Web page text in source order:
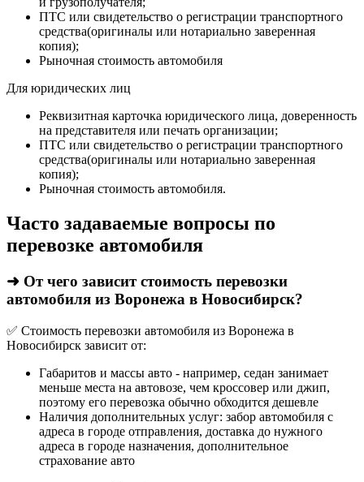
ПТС или свидетельство о регистрации транспортного
средства(оригиналы или нотариально заверенная
копия);
Рыночная стоимость автомобиля
Для юридических лиц
Реквизитная карточка юридического лица, доверенность
на представителя или печать организации;
ПТС или свидетельство о регистрации транспортного
средства(оригиналы или нотариально заверенная
копия);
Рыночная стоимость автомобиля.
Часто задаваемые вопросы по
перевозке автомобиля
➜ От чего зависит стоимость перевозки
автомобиля из Воронежа в Новосибирск?
✅ Стоимость перевозки автомобиля из Воронежа в
Новосибирск зависит от:
Габаритов и массы авто - например, седан занимает
меньше места на автовозе, чем кроссовер или джип,
поэтому его перевозка обычно обходится дешевле
Наличия дополнительных услуг: забор автомобиля с
адреса в городе отправления, доставка до нужного
адреса в городе назначения, дополнительное
страхование авто